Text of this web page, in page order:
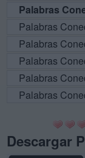
Palabras
Palabras
Palabras
Palabras
Palabras
Palabras
Descargar